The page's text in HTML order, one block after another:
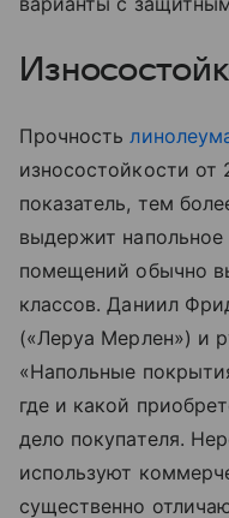
Прочность
износостойкости
показатель, тем
выдержит
помещений обычно
классов. Даниил
(«Леруа Мерлен») и
«Напольные
где и какой
дело покупателя.
используют
существенно